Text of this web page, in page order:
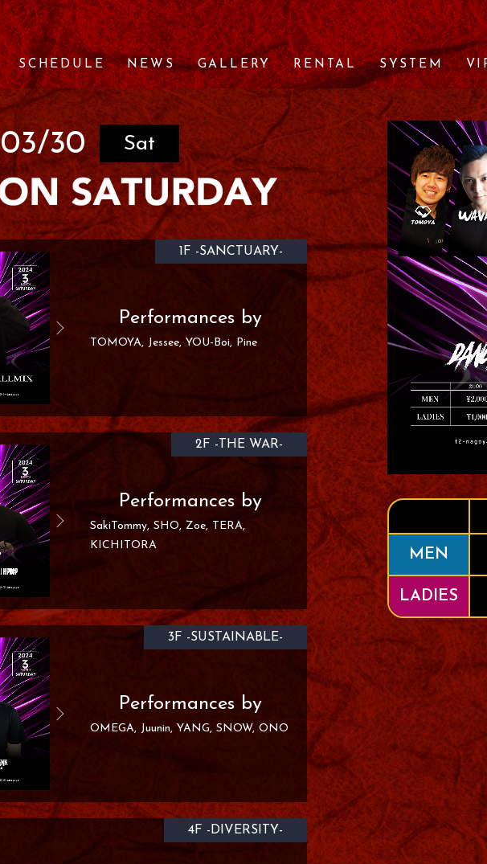
SCHEDULE NEWS GALLERY RENTAL SYSTEM
MEN
LADIES
03/30 Sat
1F -SANCTUARY-
Performances by
TOMOYA Jessee YOU-Boi Pine
2F -THE WAR-
Performances by
SakiTommy SHO Zoe
TERA
KICHITORA
3F -SUSTAINABLE-
Performances by
OMEGA Juunin YANG SNOW ONO
4F -DIVERSITY-